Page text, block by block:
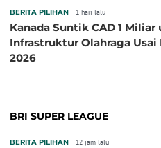
BERITA PILIHAN 1 hari lalu
Kanada Suntik CAD 1
Infrastruktur Olahraga Usai
2026
BRI SUPER LEAGUE
BERITA PILIHAN 12 jam lalu